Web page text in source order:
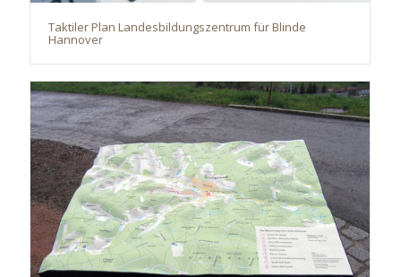
Taktiler Plan Landesbildungszentrum für Blinde
Hannover